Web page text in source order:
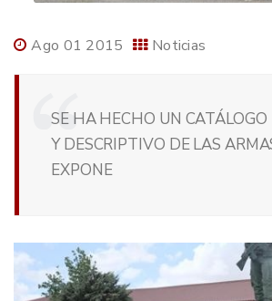
Ago 01 2015 Noticias
SE HA HECHO UN
Y DESCRIPTIVO DE LAS
EXPONE